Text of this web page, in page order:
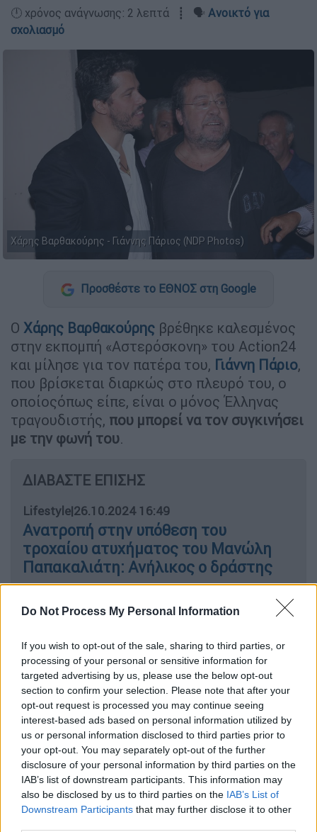
Do Not Process My Personal Information
If you wish to opt-out of the sale, sharing to third parties, or
processing of your personal or sensitive information for
targeted advertising by us, please use the below opt-out
section to confirm your selection. Please note that after your
opt-out request is processed you may continue seeing
interest-based ads based on personal information utilized by
us or personal information disclosed to third parties prior to
your opt-out. You may separately opt-out of the further
disclosure of your personal information by third parties on the
IAB’s list of downstream participants. This information may
also be disclosed by us to third parties on the IAB’s List of
Downstream Participants that may further disclose it to other
🕛 χρόνος ανάγνωσης: 2 λεπτά ┋ 🗣️ Ανοικτό για
σχολιασμό
Χάρης Βαρθακούρης - Γιάννης Πάριος (NDP Photos)
Προσθέστε το ΕΘΝΟΣ στη Google
Ο Χάρης Βαρθακούρης βρέθηκε καλεσμένος
στην εκπομπή «Αστερόσκονη» του Action24
και μίλησε για τον πατέρα του, Γιάννη Πάριο,
που βρίσκεται διαρκώς στο πλευρό του, ο
οποίοςόπως είπε, είναι ο μόνος Έλληνας
τραγουδιστής, που μπορεί να τον συγκινήσει
με την φωνή του.
ΔΙΑΒΑΣΤΕ ΕΠΙΣΗΣ
Lifestyle|26.10.2024 16:49
Ανατροπή στην υπόθεση του
τροχαίου ατυχήματος του Μανώλη
Παπακαλιάτη: Ανήλικος ο δράστης
στον πατέρα μου»
Ο δημοφιλής μουσικός καιτραγουδιστής
μίλησε για τον πατέρα του λέγοντας: «Δεν
είπα ότι δε θέλω να μοιάσω στον πατέρα
μου.Γιατί αν σε έναν τραγουδιστή θα ήθελα
να μοιάσω είναι ο πατέρας μου! Εγώ μικρός
άκουγα ξένη μουσική και το αυτί μου
μπολιάστηκε με ξένες ερμηνείες, με μια
ωραία αρμονία να πω νησιώτικα και Στίβι